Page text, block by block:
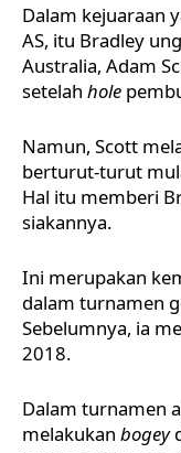
Dalam kejuaraan
AS, itu Bradley
Australia, Adam
setelah hole
Namun, Scott
berturut-turut
Hal itu memberi
siakannya.
Ini merupakan
dalam turnamen
Sebelumnya, ia
2018.
Dalam turnamen
melakukan bogey